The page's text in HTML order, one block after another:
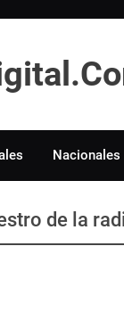
Nacionales
de la